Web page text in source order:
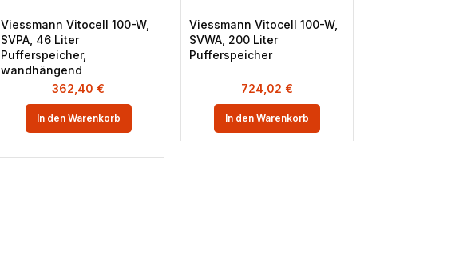
Viessmann Vitocell 100-W,
SVPA, 46 Liter
Pufferspeicher,
wandhängend
362,40 €
In den Warenkorb
Viessmann Vitocell 100-W,
SVWA, 200 Liter
Pufferspeicher
724,02 €
In den Warenkorb